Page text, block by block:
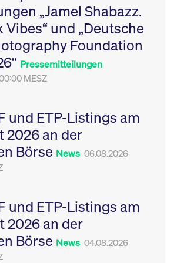
„Jamel Shabazz.
Vibes“ und „Deutsche
Foundation
Pressemitteilungen
MESZ
und ETP-Listings am
2026 an der
Börse News 06.08.2026
und ETP-Listings am
2026 an der
Börse News 04.08.2026
Leistung der Website
zu messen. Es handelt
sich um ein Muster-
Cookie, bei dem auf
das Präfix _pk_ses
eine kurze Reihe von
YouTube
.youtube.com
6
Monate
Dieses Cookie dient
Speicherung der
Einwilligungs- und
des Nutzers für ihre
Interaktion mit der
Sitzungen geehrt